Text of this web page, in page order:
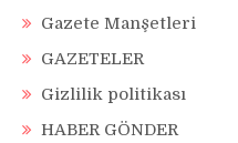
Gazete Manşetleri
GAZETELER
Gizlilik politikası
HABER GÖNDER